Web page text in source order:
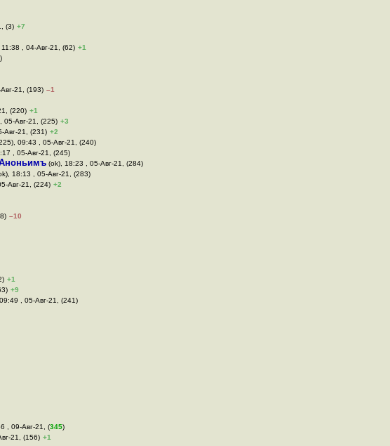
(3) +7
11:38 , 04-Авг-21, (62) +1
21, (193) –1
(220) +1
05-Авг-21, (225) +3
Авг-21, (231) +2
09:43 , 05-Авг-21, (240)
, 05-Авг-21, (245)
(ok), 18:23 , 05-Авг-21, (284)
18:13 , 05-Авг-21, (283)
Авг-21, (224) +2
–10
+1
+9
, 05-Авг-21, (241)
, 09-Авг-21, (345)
21, (156) +1